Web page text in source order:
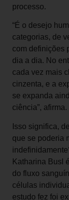
processo.
“É o desejo
categorias, de
com definições
dia a dia. No
cada vez mais
cinzenta, e a
se expanda
ciência”, afirma.
Isso significa,
que se poderia
Katharina Busl
do fluxo
células
estudo fez foi